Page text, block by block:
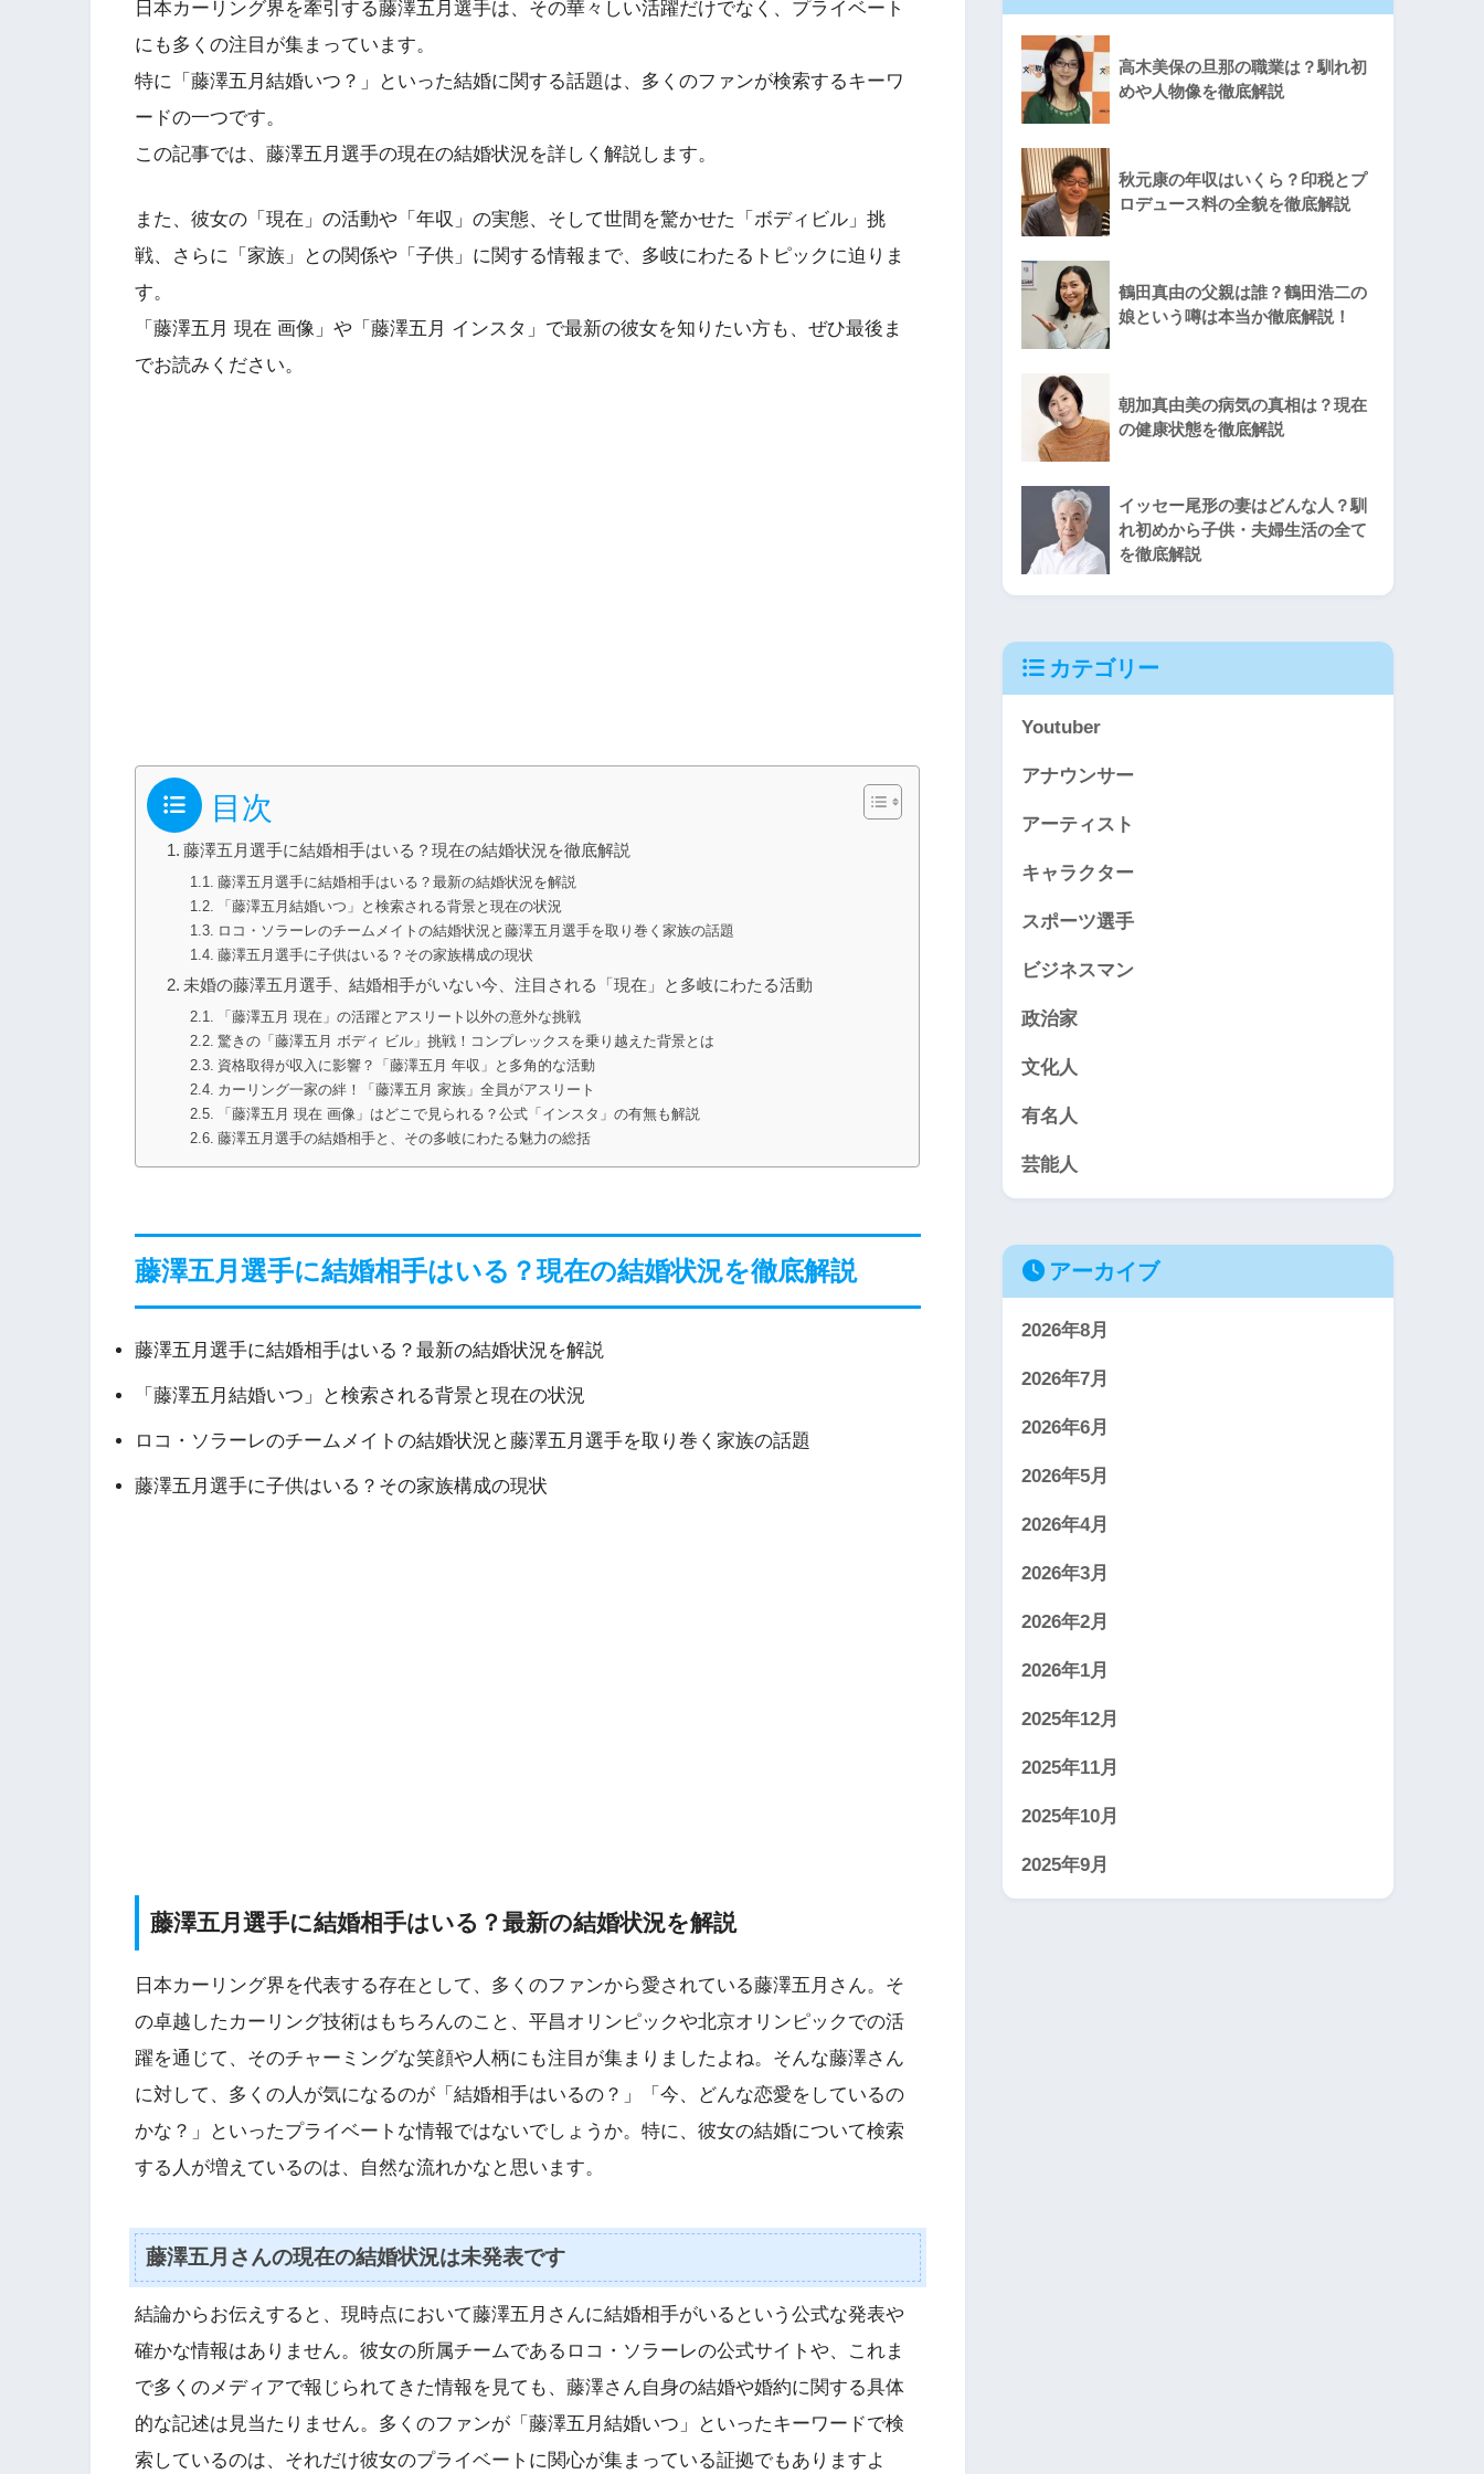
日本カーリング界を牽引する藤澤五月選手は、その華々しい活躍だけでなく、プライベート
にも多くの注目が集まっています。
特に「藤澤五月結婚いつ？」といった結婚に関する話題は、多くのファンが検索するキーワ
ードの一つです。
この記事では、藤澤五月選手の現在の結婚状況を詳しく解説します。
また、彼女の「現在」の活動や「年収」の実態、そして世間を驚かせた「ボディビル」挑
戦、さらに「家族」との関係や「子供」に関する情報まで、多岐にわたるトピックに迫りま
す。
「藤澤五月 現在 画像」や「藤澤五月 インスタ」で最新の彼女を知りたい方も、ぜひ最後ま
でお読みください。
目次
藤澤五月選手に結婚相手はいる？現在の結婚状況を徹底解説
藤澤五月選手に結婚相手はいる？最新の結婚状況を解説
「藤澤五月結婚いつ」と検索される背景と現在の状況
ロコ・ソラーレのチームメイトの結婚状況と藤澤五月選手を取り巻く家族の話題
藤澤五月選手に子供はいる？その家族構成の現状
未婚の藤澤五月選手、結婚相手がいない今、注目される「現在」と多岐にわたる活動
「藤澤五月 現在」の活躍とアスリート以外の意外な挑戦
驚きの「藤澤五月 ボディ ビル」挑戦！コンプレックスを乗り越えた背景とは
資格取得が収入に影響？「藤澤五月 年収」と多角的な活動
カーリング一家の絆！「藤澤五月 家族」全員がアスリート
「藤澤五月 現在 画像」はどこで見られる？公式「インスタ」の有無も解説
藤澤五月選手の結婚相手と、その多岐にわたる魅力の総括
藤澤五月選手に結婚相手はいる？現在の結婚状況を徹底解説
藤澤五月選手に結婚相手はいる？最新の結婚状況を解説
「藤澤五月結婚いつ」と検索される背景と現在の状況
ロコ・ソラーレのチームメイトの結婚状況と藤澤五月選手を取り巻く家族の話題
藤澤五月選手に子供はいる？その家族構成の現状
藤澤五月選手に結婚相手はいる？最新の結婚状況を解説
日本カーリング界を代表する存在として、多くのファンから愛されている藤澤五月さん。そ
の卓越したカーリング技術はもちろんのこと、平昌オリンピックや北京オリンピックでの活
躍を通じて、そのチャーミングな笑顔や人柄にも注目が集まりましたよね。そんな藤澤さん
に対して、多くの人が気になるのが「結婚相手はいるの？」「今、どんな恋愛をしているの
かな？」といったプライベートな情報ではないでしょうか。特に、彼女の結婚について検索
する人が増えているのは、自然な流れかなと思います。
藤澤五月さんの現在の結婚状況は未発表です
結論からお伝えすると、現時点において藤澤五月さんに結婚相手がいるという公式な発表や
確かな情報はありません。彼女の所属チームであるロコ・ソラーレの公式サイトや、これま
で多くのメディアで報じられてきた情報を見ても、藤澤さん自身の結婚や婚約に関する具体
的な記述は見当たりません。多くのファンが「藤澤五月結婚いつ」といったキーワードで検
索しているのは、それだけ彼女のプライベートに関心が集まっている証拠でもありますよ
高木美保の旦那の職業は？馴れ初
めや人物像を徹底解説
秋元康の年収はいくら？印税とプ
ロデュース料の全貌を徹底解説
鶴田真由の父親は誰？鶴田浩二の
娘という噂は本当か徹底解説！
朝加真由美の病気の真相は？現在
の健康状態を徹底解説
イッセー尾形の妻はどんな人？馴
れ初めから子供・夫婦生活の全て
を徹底解説
カテゴリー
Youtuber
アナウンサー
アーティスト
キャラクター
スポーツ選手
ビジネスマン
政治家
文化人
有名人
芸能人
アーカイブ
2026年8月
2026年7月
2026年6月
2026年5月
2026年4月
2026年3月
2026年2月
2026年1月
2025年12月
2025年11月
2025年10月
2025年9月